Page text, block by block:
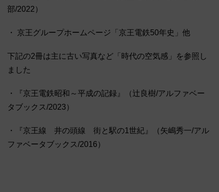
部/2022）
・ 京王グループホームページ「京王電鉄50年史」他
下記の2冊は主に古い写真など「時代の空気感」を参照し
ました
・『京王電鉄昭和～平成の記録』（辻良樹/アルファベー
タブックス/2023）
・『京王線 井の頭線 街と駅の1世紀』（矢嶋秀一/アル
ファベータブックス/2016）